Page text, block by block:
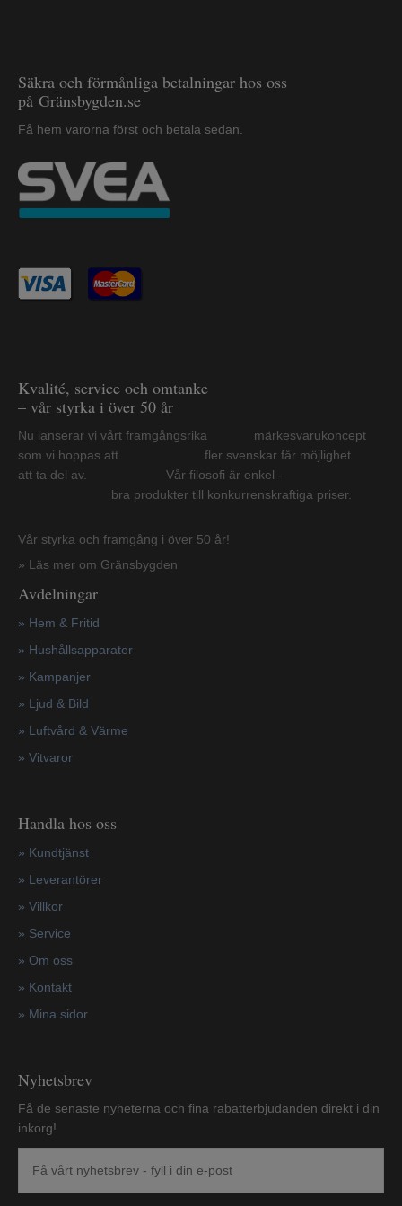
Säkra och förmånliga betalningar hos oss
på Gränsbygden.se
Få hem varorna först och betala sedan.
Kvalité, service och omtanke
– vår styrka i över 50 år
Nu lanserar vi vårt framgångsrika märkesvarukoncept
som vi hoppas att fler svenskar får möjlighet
att ta del av. Vår filosofi är enkel -
bra produkter till konkurrenskraftiga priser.
Vår styrka och framgång i över 50 år!
» Läs mer om Gränsbygden
Avdelningar
» Hem & Fritid
» Hushållsapparater
» Kampanjer
» Ljud & Bild
» Luftvård & Värme
» Vitvaror
Handla hos oss
» Kundtjänst
» Leverantörer
» Villkor
» Service
» Om oss
» Kontakt
» Mina sidor
Nyhetsbrev
Få de senaste nyheterna och fina rabatterbjudanden direkt i din
inkorg!